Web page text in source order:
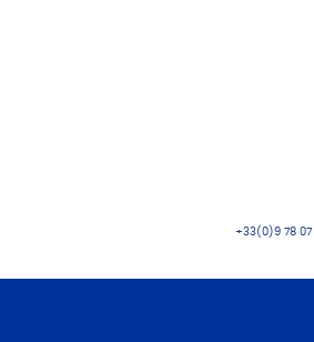
+33(0)9 78 07